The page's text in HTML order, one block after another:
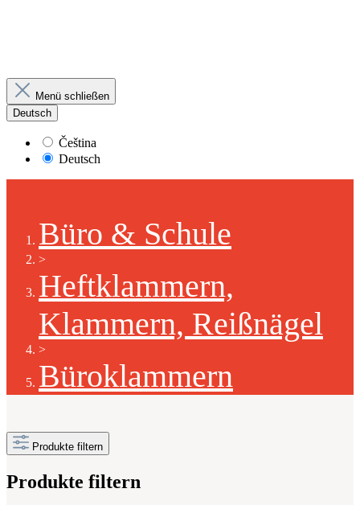
Menü schließen
Deutsch
Čeština
Deutsch
Büro & Schule
>
Heftklammern,
Klammern, Reißnägel
>
Büroklammern
Produkte filtern
Produkte filtern